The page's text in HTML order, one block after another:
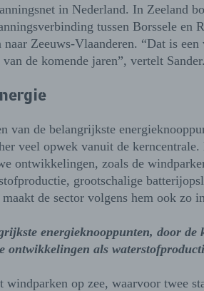
in Nederland. In Zeeland
tussen Borssele en
Zeeuws-Vlaanderen. “Dat is een
de komende jaren”, vertelt Sander.
van de belangrijkste
veel opwek vanuit de
ontwikkelingen, zoals de
grootschalige
de sector volgens hem ook zo
energieknooppunten, door de
ontwikkelingen als
op zee, waarvoor twee